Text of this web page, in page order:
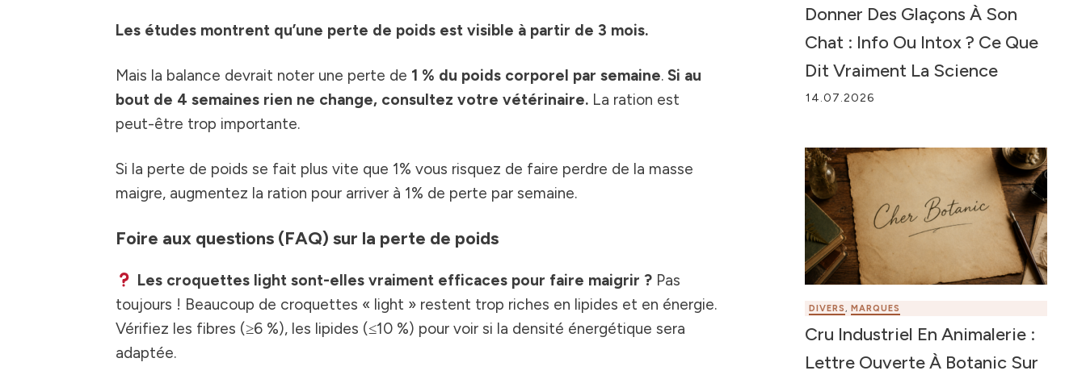
Les études montrent qu’une perte de poids est visible à partir de 3 mois.
Mais la balance devrait noter une perte de 1 % du poids corporel par semaine. Si au
bout de 4 semaines rien ne change, consultez votre vétérinaire. La ration est
peut-être trop importante.
Si la perte de poids se fait plus vite que 1% vous risquez de faire perdre de la masse
maigre, augmentez la ration pour arriver à 1% de perte par semaine.
Foire aux questions (FAQ) sur la perte de poids
Les croquettes light sont-elles vraiment efficaces pour faire maigrir ?Pas
toujours ! Beaucoup de croquettes « light » restent trop riches en lipides et en énergie.
Vérifiez les fibres (≥6 %), les lipides (≤10 %) pour voir si la densité énergétique sera
adaptée.
Donner Des Glaçons À Son
Chat : Info Ou Intox ? Ce Que
Dit Vraiment La Science
14.07.2026
DIVERS, MARQUES
Cru Industriel En Animalerie :
Lettre Ouverte À Botanic Sur